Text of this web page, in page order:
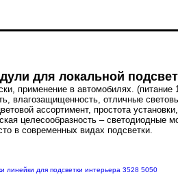
для локальной
применение в автомобилях. (питание
влагозащищенность, отличные
ассортимент, простота установки,
целесообразность – светодиодные
в современных видах подсветки.
линейки для подсветки интерьера 3528 5050